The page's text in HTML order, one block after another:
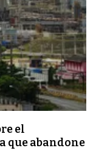
el
abandone